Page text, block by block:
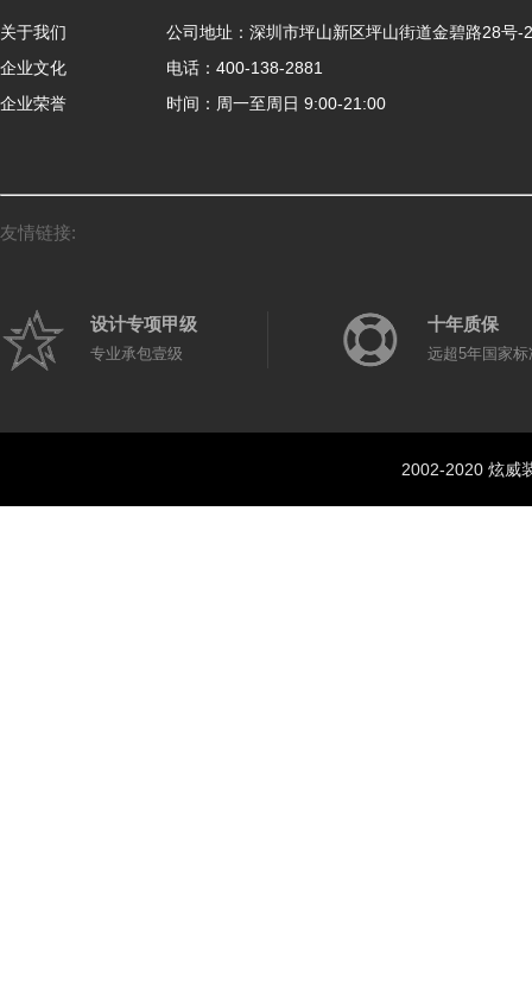
关于我们
企业文化
企业荣誉
公司地址：深圳市坪山新区坪山街道金碧路28号-2
电话：400-138-2881
时间：周一至周日 9:00-21:00
友情链接:
设计专项甲级
专业承包壹级
十年质保
远超5年国家标
2002-2020 炫威